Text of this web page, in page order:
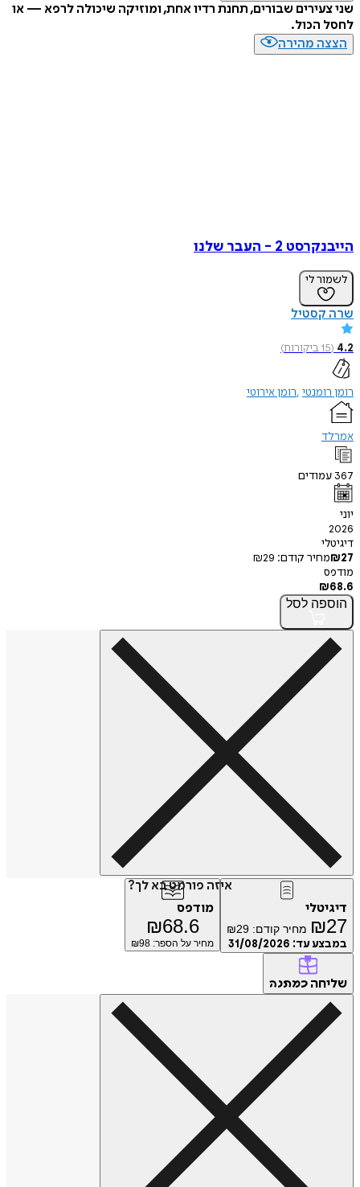
שני צעירים שבורים, תחנת רדיו אחת, ומוזיקה שיכולה לרפא — או
לחסל הכול.
הצצה מהירה
הייבנקרסט 2 - העבר שלנו
לשמור לי
שרה קסטיל
4.2
(
15ביקורות)
רומן רומנטי רומן אירוטי
אמרלד
367 עמודים
יוני
2026
דיגיטלי
₪27 מחיר קודם: ₪29
מודפס
₪68.6
הוספה לסל
איזה פורמט בא לך?
דיגיטלי
₪27 מחיר קודם: ₪29
במבצע עד: 31/08/2026
מודפס
₪68.6
מחיר על הספר: ₪ 98
שליחה כמתנה